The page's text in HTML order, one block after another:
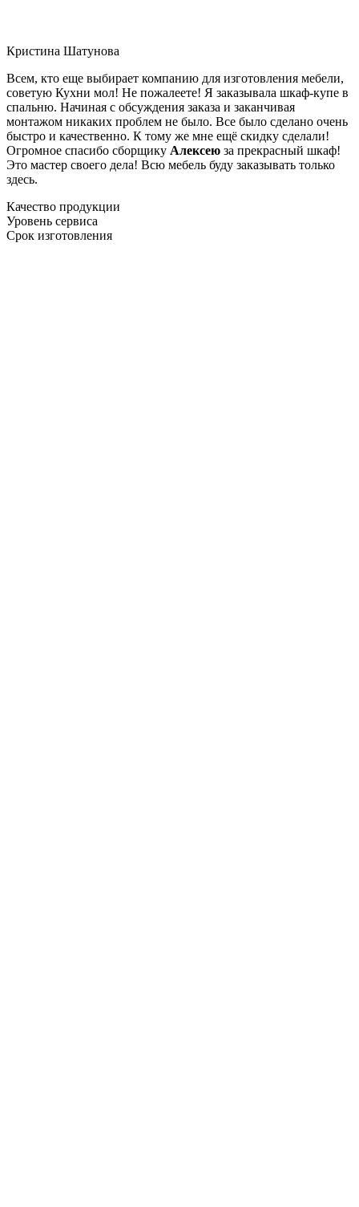
Кристина Шатунова
Всем, кто еще выбирает компанию для изготовления мебели,
советую Кухни мол! Не пожалеете! Я заказывала шкаф-купе в
спальню. Начиная с обсуждения заказа и заканчивая
монтажом никаких проблем не было. Все было сделано очень
быстро и качественно. К тому же мне ещё скидку сделали!
Огромное спасибо сборщику Алексею за прекрасный шкаф!
Это мастер своего дела! Всю мебель буду заказывать только
здесь.
Качество продукции
Уровень сервиса
Срок изготовления